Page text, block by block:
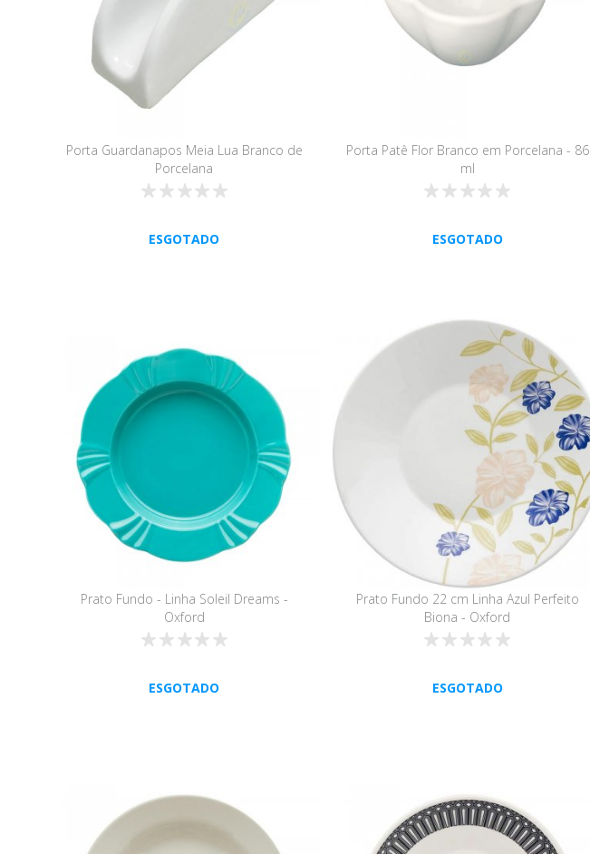
Porta Guardanapos Meia Lua Branco de
Porcelana
ESGOTADO
Porta Patê Flor Branco em Porcelana - 86
ml
ESGOTADO
Prato Fundo - Linha Soleil Dreams -
Oxford
ESGOTADO
Prato Fundo 22 cm Linha Azul Perfeito
Biona - Oxford
ESGOTADO